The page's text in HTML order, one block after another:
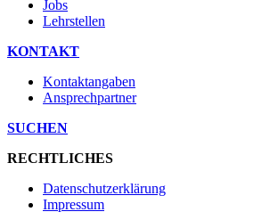
Jobs
Lehrstellen
KONTAKT
Kontaktangaben
Ansprechpartner
SUCHEN
RECHTLICHES
Datenschutzerklärung
Impressum